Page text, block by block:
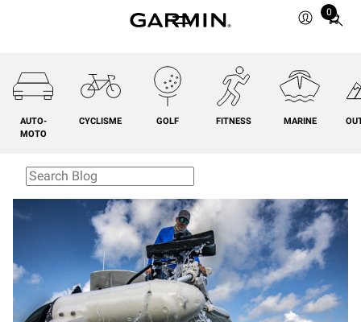
0
Total
AUTO-
MOTO
CYCLISME GOLF FITNESS MARINE